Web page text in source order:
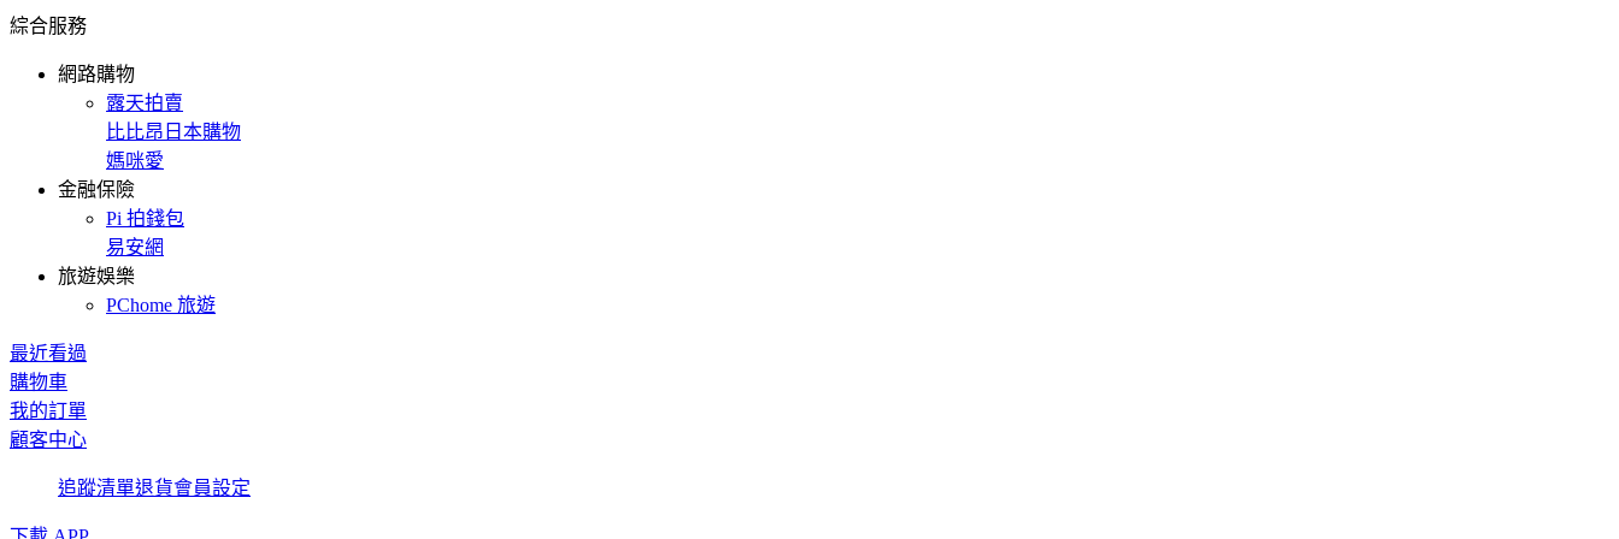
綜合服務
網路購物
露天拍賣
比比昂日本購物
媽咪愛
金融保險
Pi 拍錢包
易安網
旅遊娛樂
PChome 旅遊
最近看過
購物車
我的訂單
顧客中心
追蹤清單退貨會員設定